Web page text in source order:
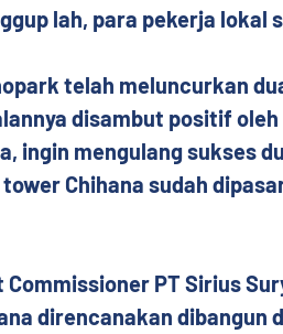
lah, para pekerja lokal
telah meluncurkan
disambut positif oleh
ingin mengulang sukses
Chihana sudah
PT Sirius
direncanakan dibangun